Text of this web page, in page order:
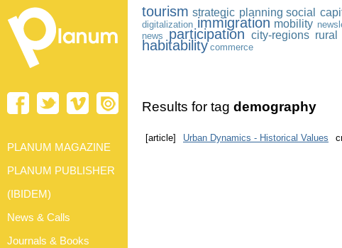
tourism strategic planning social
digitalization immigration mobility
news
participation city-regions
habitability commerce
Results for tag demography
[article] Urban Dynamics - Historical Values
PLANUM MAGAZINE
PLANUM PUBLISHER
(IBIDEM)
News & Calls
Journals & Books